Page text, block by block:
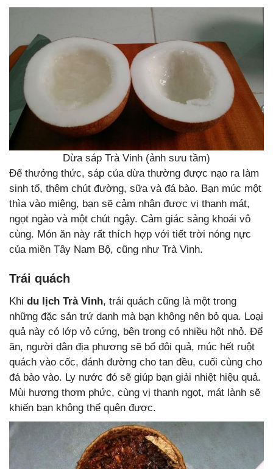
Dừa sáp Trà Vinh (ảnh sưu tầm)
Để thưởng thức, sáp của dừa thường được nạo ra làm
sinh tố, thêm chút đường, sữa và đá bào. Bạn múc một
thìa vào miệng, bạn sẽ cảm nhận được vị thanh mát,
ngọt ngào và một chút ngậy. Cảm giác sảng khoái vô
cùng. Món ăn này rất thích hợp với tiết trời nóng nực
của miền Tây Nam Bộ, cũng như Trà Vinh.
Trái quách
Khi du lịch Trà Vinh, trái quách cũng là một trong
những đặc sản trứ danh mà bạn không nên bỏ qua. Loại
quả này có lớp vỏ cứng, bên trong có nhiều hột nhỏ. Để
ăn, người dân địa phương sẽ bổ đôi quả, múc hết ruột
quách vào cốc, đánh đường cho tan đều, cuối cùng cho
đá bào vào. Ly nước đó sẽ giúp bạn giải nhiệt hiệu quả.
Mùi hương thơm phức, cùng vị thanh ngọt, mát lành sẽ
khiến bạn không thể quên được.